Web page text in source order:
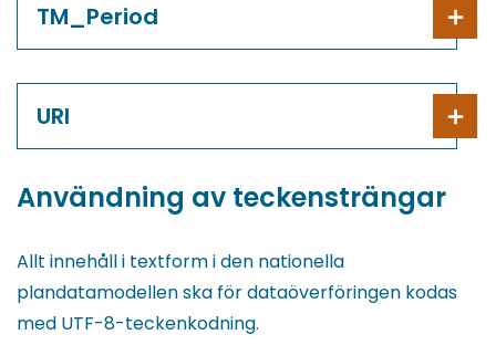
TM_Period
URI
Användning av teckensträngar
Allt innehåll i textform i den nationella
plandatamodellen ska för dataöverföringen kodas
med UTF-8-teckenkodning.